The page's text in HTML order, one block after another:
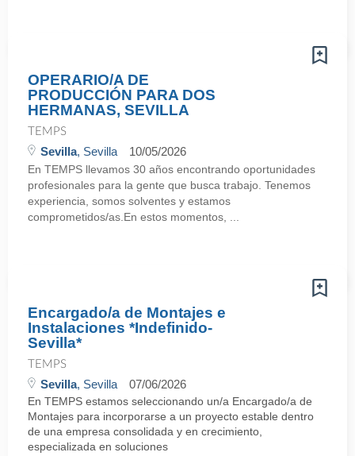
OPERARIO/A DE
PRODUCCIÓN PARA DOS
HERMANAS, SEVILLA
TEMPS
Sevilla, Sevilla 10/05/2026
En TEMPS llevamos 30 años encontrando oportunidades
profesionales para la gente que busca trabajo. Tenemos
experiencia, somos solventes y estamos
comprometidos/as.En estos momentos, ...
Encargado/a de Montajes e
Instalaciones *Indefinido-
Sevilla*
TEMPS
Sevilla, Sevilla 07/06/2026
En TEMPS estamos seleccionando un/a Encargado/a de
Montajes para incorporarse a un proyecto estable dentro
de una empresa consolidada y en crecimiento,
especializada en soluciones